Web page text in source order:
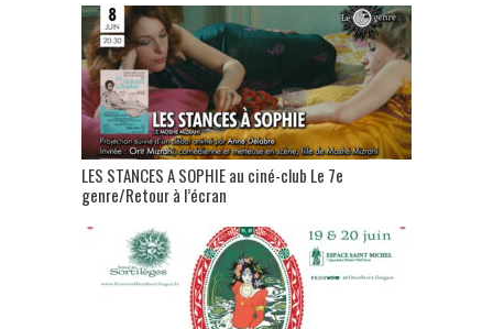
LES STANCES A SOPHIE au ciné-club Le 7e
genre/Retour à l’écran